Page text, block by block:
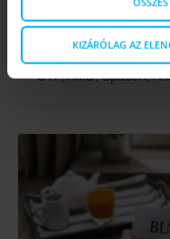
KIZÁRÓLAG AZ
11 fontos hír ma
K&H Értékpapír |
OTP, AMD, SpaceX,